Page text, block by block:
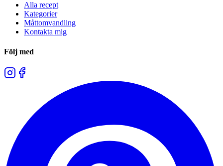
Alla recept
Kategorier
Måttomvandling
Kontakta mig
Följ med